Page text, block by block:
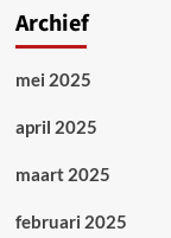
Archief
mei 2025
april 2025
maart 2025
februari 2025